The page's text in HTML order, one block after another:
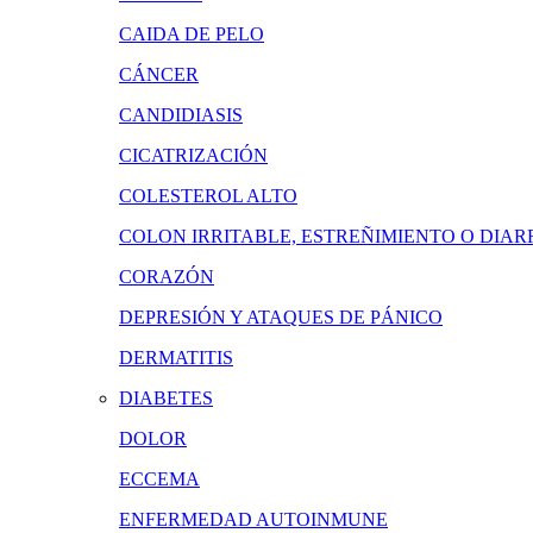
CAIDA DE PELO
CÁNCER
CANDIDIASIS
CICATRIZACIÓN
COLESTEROL ALTO
COLON IRRITABLE, ESTREÑIMIENTO O
CORAZÓN
DEPRESIÓN Y ATAQUES DE PÁNICO
DERMATITIS
DIABETES
DOLOR
ECCEMA
ENFERMEDAD AUTOINMUNE